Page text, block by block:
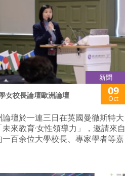
新聞
女校長論壇歐洲論壇 09
Oct
壇於一連三日在英國曼徹斯特大
來教育·女性領導力」，邀請來自
百余位大學校長、專家學者等嘉